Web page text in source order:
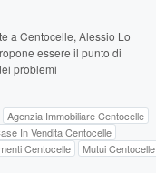
a Centocelle, Alessio Lo
essere il punto di
problemi
Agenzia Immobiliare Centocelle
In Vendita Centocelle
Centocelle
Mutui Centocelle